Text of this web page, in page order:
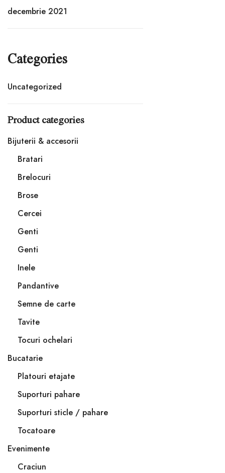
decembrie 2021
Categories
Uncategorized
Product categories
Bijuterii & accesorii
Bratari
Brelocuri
Brose
Cercei
Genti
Genti
Inele
Pandantive
Semne de carte
Tavite
Tocuri ochelari
Bucatarie
Platouri etajate
Suporturi pahare
Suporturi sticle / pahare
Tocatoare
Evenimente
Craciun